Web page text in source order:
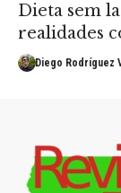
Dieta sem
realidades
Diego Rodríguez